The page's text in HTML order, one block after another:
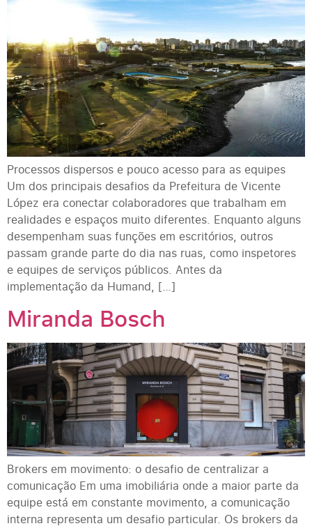
Processos dispersos e pouco acesso para as equipes
Um dos principais desafios da Prefeitura de Vicente
López era conectar colaboradores que trabalham em
realidades e espaços muito diferentes. Enquanto alguns
desempenham suas funções em escritórios, outros
passam grande parte do dia nas ruas, como inspetores
e equipes de serviços públicos. Antes da
implementação da Humand, […]
Miranda Bosch
Brokers em movimento: o desafio de centralizar a
comunicação Em uma imobiliária onde a maior parte da
equipe está em constante movimento, a comunicação
interna representa um desafio particular. Os brokers da